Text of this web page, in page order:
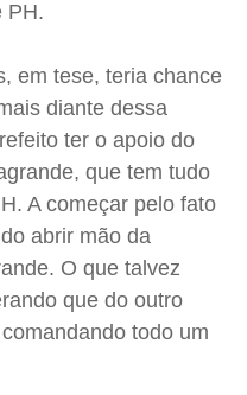
PH.
em tese, teria chance
diante dessa
ter o apoio do
que tem tudo
A começar pelo fato
abrir mão da
O que talvez
que do outro
todo um